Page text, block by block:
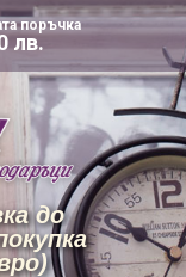
поръчка
лв.
до